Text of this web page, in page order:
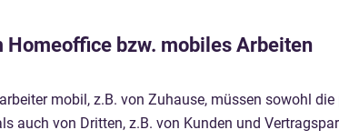
Homeoffice bzw. mobiles Arbeiten
mobil, z.B. von Zuhause, müssen sowohl
auch von Dritten, z.B. von Kunden und